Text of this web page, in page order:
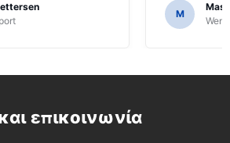
M
επικοινωνία